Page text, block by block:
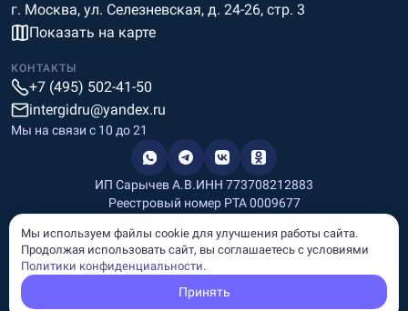
г. Москва, ул. Селезневская, д. 24-26, стр. 3
Показать на карте
КОНТАКТЫ
+7 (495) 502-41-50
intergidru@yandex.ru
Мы на связи c 10 до 21
ИП Сарычев А.В.ИНН 773708212883
Реестровый номер РТА 0009677
Информация, размещённая на сайте, носит информационный
характер и не является рекламой и публичной офертой.
Мы используем файлы cookie для улучшения работы сайта.
Продолжая использовать сайт, вы соглашаетесь с условиями
Политики конфиденциальности.
Принять